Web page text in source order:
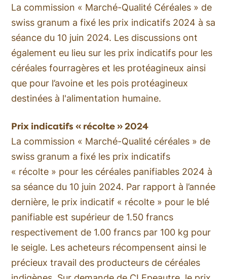
La commission « Marché-Qualité Céréales » de
swiss granum a fixé les prix indicatifs 2024 à sa
séance du 10 juin 2024. Les discussions ont
également eu lieu sur les prix indicatifs pour les
céréales fourragères et les protéagineux ainsi
que pour l’avoine et les pois protéagineux
destinées à l'alimentation humaine.
Prix indicatifs « récolte » 2024
La commission « Marché-Qualité céréales » de
swiss granum a fixé les prix indicatifs
« récolte » pour les céréales panifiables 2024 à
sa séance du 10 juin 2024. Par rapport à l’année
dernière, le prix indicatif « récolte » pour le blé
panifiable est supérieur de 1.50 francs
respectivement de 1.00 francs par 100 kg pour
le seigle. Les acheteurs récompensent ainsi le
précieux travail des producteurs de céréales